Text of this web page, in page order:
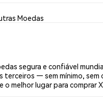
Moedas
segura e confiável
— sem mínimo,
melhor lugar para comprar